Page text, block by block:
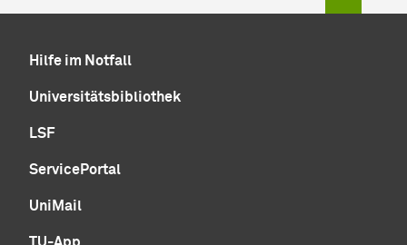
Hilfe im Notfall
Universitätsbibliothek
LSF
ServicePortal
UniMail